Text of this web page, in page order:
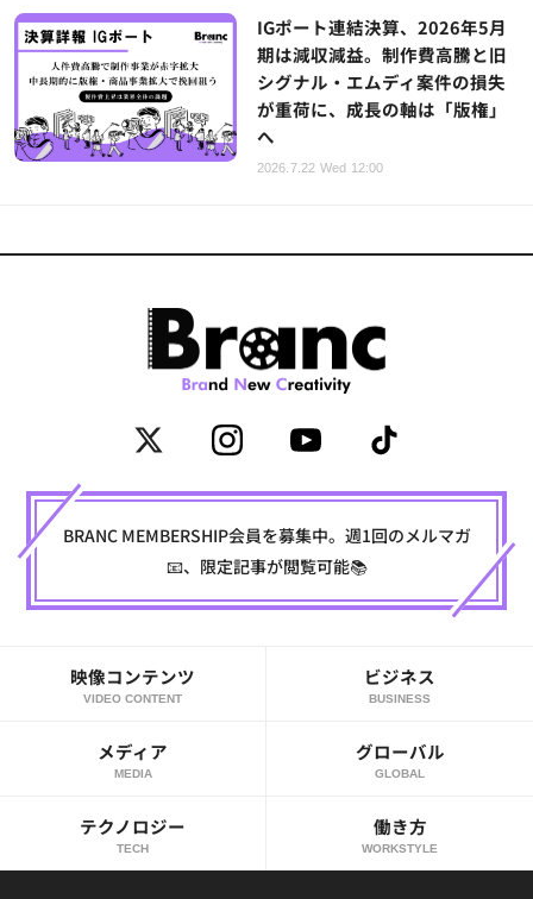
IGポート連結決算、2026年5月
期は減収減益。制作費高騰と旧
シグナル・エムディ案件の損失
が重荷に、成長の軸は「版権」
へ
2026.7.22 Wed 12:00
BRANC MEMBERSHIP会員を募集中。週1回のメルマガ
📧、限定記事が閲覧可能📚
映像コンテンツ
VIDEO CONTENT
ビジネス
BUSINESS
メディア
MEDIA
グローバル
GLOBAL
テクノロジー
TECH
働き方
WORKSTYLE